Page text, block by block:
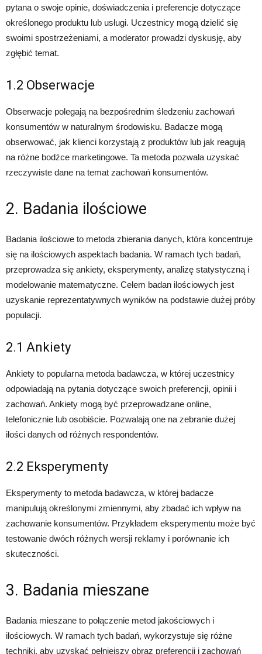
pytana o swoje opinie, doświadczenia i preferencje dotyczące
określonego produktu lub usługi. Uczestnicy mogą dzielić się
swoimi spostrzeżeniami, a moderator prowadzi dyskusję, aby
zgłębić temat.
1.2 Obserwacje
Obserwacje polegają na bezpośrednim śledzeniu zachowań
konsumentów w naturalnym środowisku. Badacze mogą
obserwować, jak klienci korzystają z produktów lub jak reagują
na różne bodźce marketingowe. Ta metoda pozwala uzyskać
rzeczywiste dane na temat zachowań konsumentów.
2. Badania ilościowe
Badania ilościowe to metoda zbierania danych, która koncentruje
się na ilościowych aspektach badania. W ramach tych badań,
przeprowadza się ankiety, eksperymenty, analizę statystyczną i
modelowanie matematyczne. Celem badan ilościowych jest
uzyskanie reprezentatywnych wyników na podstawie dużej próby
populacji.
2.1 Ankiety
Ankiety to popularna metoda badawcza, w której uczestnicy
odpowiadają na pytania dotyczące swoich preferencji, opinii i
zachowań. Ankiety mogą być przeprowadzane online,
telefonicznie lub osobiście. Pozwalają one na zebranie dużej
ilości danych od różnych respondentów.
2.2 Eksperymenty
Eksperymenty to metoda badawcza, w której badacze
manipulują określonymi zmiennymi, aby zbadać ich wpływ na
zachowanie konsumentów. Przykładem eksperymentu może być
testowanie dwóch różnych wersji reklamy i porównanie ich
skuteczności.
3. Badania mieszane
Badania mieszane to połączenie metod jakościowych i
ilościowych. W ramach tych badań, wykorzystuje się różne
techniki, aby uzyskać pełniejszy obraz preferencji i zachowań